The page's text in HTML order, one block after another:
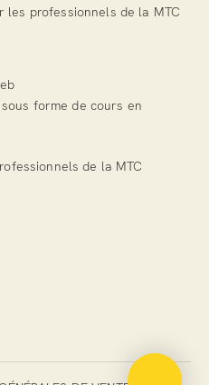
les professionnels de la MTC
forme de cours en
de la MTC